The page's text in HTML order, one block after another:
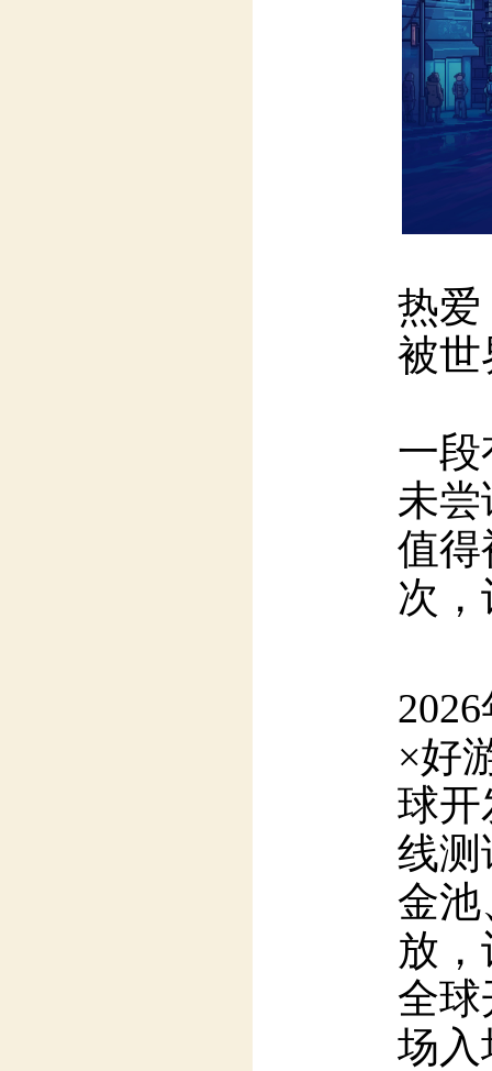
热
被世
未
值得
次，
×好
球开
线测
金池
放，
全球
场入
元。